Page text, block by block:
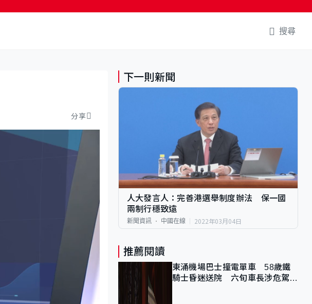
搜尋
分享
下一則新聞
人大發言人：完善港選舉制度辦法 保一國
兩制行穩致遠
新聞資訊 中國在線 2022年03月04日
推薦閱讀
東涌機場巴士撞電單車 58歲鐵
騎士昏迷送院 六旬車長涉危駕被